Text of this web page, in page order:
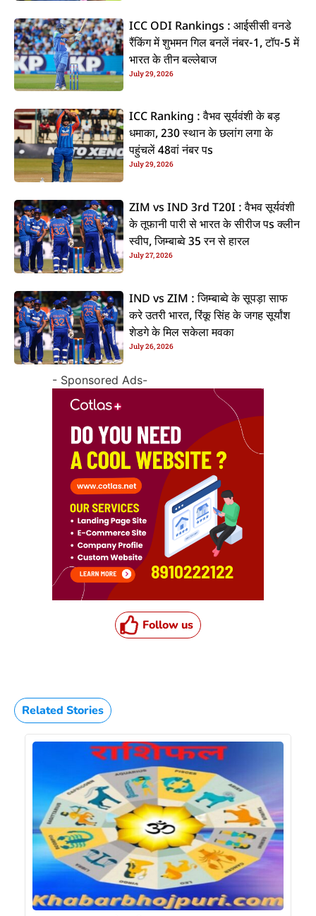
ICC ODI Rankings : आईसीसी वनडे
रैंकिंग में शुभमन गिल बनलें नंबर-1, टॉप-5 में
भारत के तीन बल्लेबाज
July 29, 2026
ICC Ranking : वैभव सूर्यवंशी के बड़
धमाका, 230 स्थान के छलांग लगा के
पहुंचलें 48वां नंबर पs
July 29, 2026
ZIM vs IND 3rd T20I : वैभव सूर्यवंशी
के तूफानी पारी से भारत के सीरीज पs क्लीन
स्वीप, जिम्बाब्वे 35 रन से हारल
July 27, 2026
IND vs ZIM : जिम्बाब्वे के सूपड़ा साफ
करे उतरी भारत, रिंकू सिंह के जगह सूर्यांश
शेडगे के मिल सकेला मवका
July 26, 2026
- Sponsored Ads-
Follow us
Related Stories